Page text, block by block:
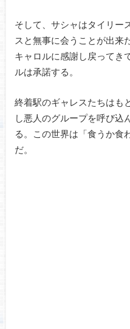
そして、サシャはタイリー
スと無事に会うことが出来た
キャロルに感謝し戻ってき
ルは承諾する。
終着駅のギャレスたちはも
し悪人のグループを呼び込
る。この世界は「食うか食
だ。